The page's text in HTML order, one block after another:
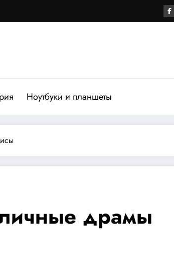
Ноутбуки и планшеты
драмы